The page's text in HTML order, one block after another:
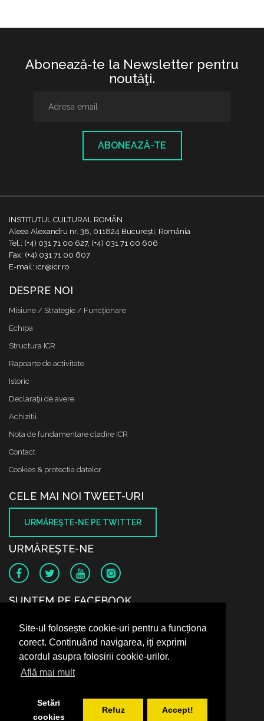
Site-ul folosește cookie-uri pentru a funcționa
corect. Continuând navigarea, iți exprimi
acordul asupra folosirii cookie-urilor.
Află mai mult
Setări
cookies
Refuz Accept!
Abonează-te la Newsletter pentru
noutăţi.
ABONEAZĂ-TE
INSTITUTUL CULTURAL ROMÂN
Aleea Alexandru nr. 38, 011824 București, România
Tel.: (+4) 031 71 00 627, (+4) 031 71 00 606
Fax: (+4) 031 71 00 607
E-mail: icr@icr.ro
DESPRE NOI
Misiune / Strategie / Funcţionare
Echipa
Structura ICR
Rapoarte de activitate
Istoric
Declaraţii de avere
Achizitii
Nota de fundamentare cladire ICR
Contact
Cookies & protectia datelor
CELE MAI NOI TWEET-URI
URMĂREŞTE-NE PE TWITTER
URMĂREŞTE-NE
SUNTEM PE FACEBOOK